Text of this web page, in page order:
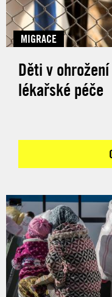
MIGRACE
Děti v
lékařské péče